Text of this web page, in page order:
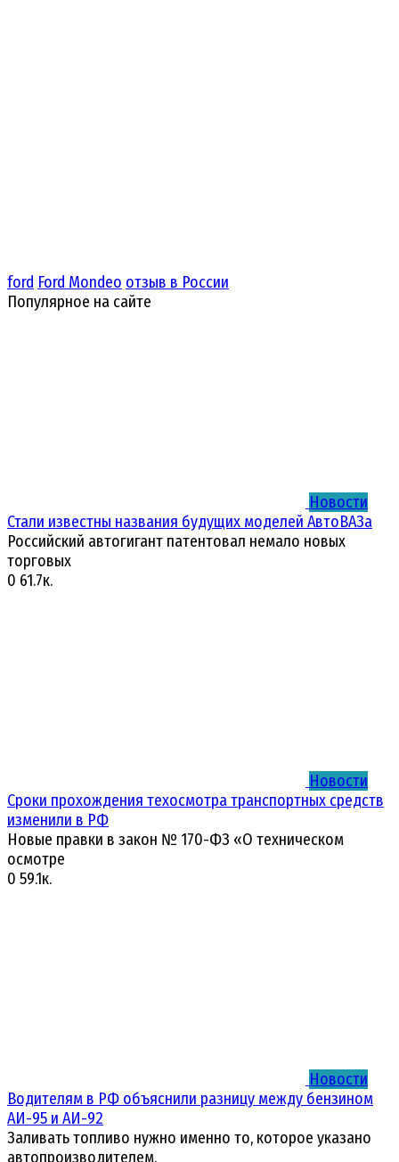
ford Ford Mondeo отзыв в России
Популярное на сайте
Новости
Стали известны названия будущих моделей АвтоВАЗа
Российский автогигант патентовал немало новых
торговых
0 61.7к.
Новости
Сроки прохождения техосмотра транспортных средств
изменили в РФ
Новые правки в закон № 170-ФЗ «О техническом
осмотре
0 59.1к.
Новости
Водителям в РФ объяснили разницу между бензином
АИ-95 и АИ-92
Заливать топливо нужно именно то, которое указано
автопроизводителем.